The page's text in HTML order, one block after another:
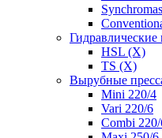
HSL (X)
TS (X)
Вырубные
Mini 220/4
Vari 220/6
Combi